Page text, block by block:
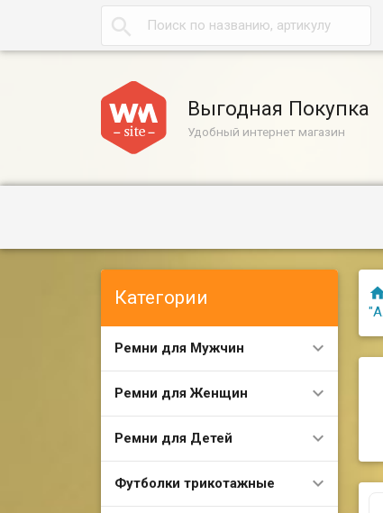

Выгодная Покупка
Удобный интернет магазин
Категории
Ремни для Мужчин
Ремни для Женщин
Ремни для Детей
Футболки трикотажные